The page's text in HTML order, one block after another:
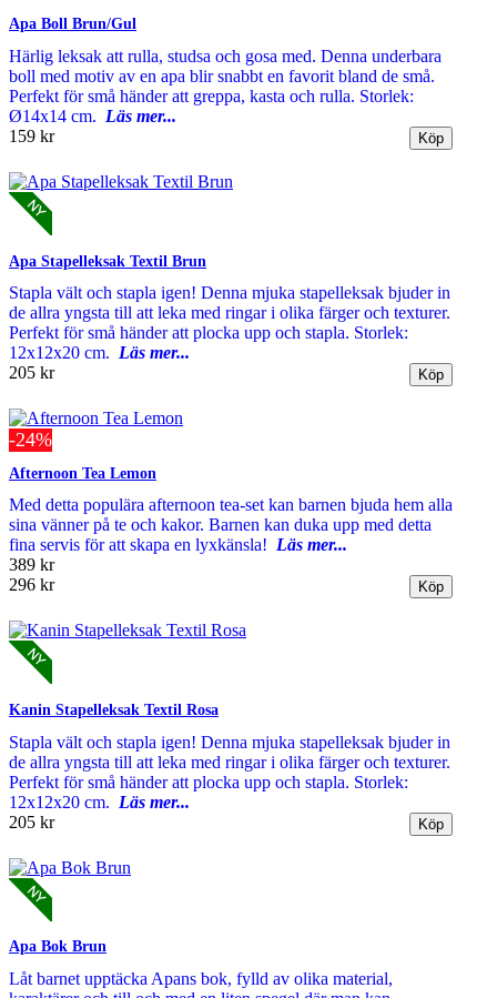
Apa Boll Brun/Gul
Härlig leksak att rulla, studsa och gosa med. Denna underbara
boll med motiv av en apa blir snabbt en favorit bland de små.
Perfekt för små händer att greppa, kasta och rulla. Storlek:
Ø14x14 cm. Läs mer...
159 kr
Apa Stapelleksak Textil Brun
Stapla vält och stapla igen! Denna mjuka stapelleksak bjuder in
de allra yngsta till att leka med ringar i olika färger och texturer.
Perfekt för små händer att plocka upp och stapla. Storlek:
12x12x20 cm. Läs mer...
205 kr
-24%
Afternoon Tea Lemon
Med detta populära afternoon tea-set kan barnen bjuda hem alla
sina vänner på te och kakor. Barnen kan duka upp med detta
fina servis för att skapa en lyxkänsla! Läs mer...
389 kr
296 kr
Kanin Stapelleksak Textil Rosa
Stapla vält och stapla igen! Denna mjuka stapelleksak bjuder in
de allra yngsta till att leka med ringar i olika färger och texturer.
Perfekt för små händer att plocka upp och stapla. Storlek:
12x12x20 cm. Läs mer...
205 kr
Apa Bok Brun
Låt barnet upptäcka Apans bok, fylld av olika material,